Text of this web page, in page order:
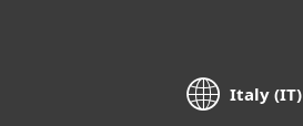
Italy (IT)